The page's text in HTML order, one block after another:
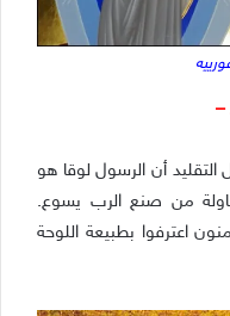
التقليد أن الرسول لوقا هو
من صنع الرب يسوع.
اعترفوا بطبيعة اللوحة